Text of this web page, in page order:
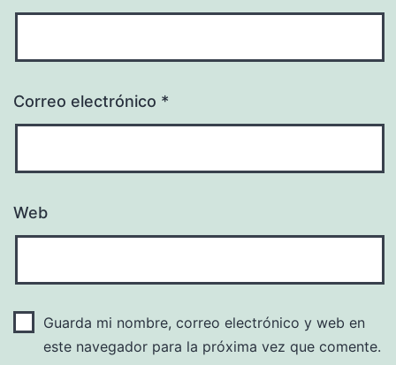
Correo electrónico *
Web
Guarda mi nombre, correo electrónico y web en
este navegador para la próxima vez que comente.